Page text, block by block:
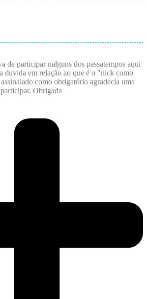
de participar nalguns dos passatempos aqui
duvida em relação ao que é o "nick como
como obrigatório agradecia uma
Obrigada